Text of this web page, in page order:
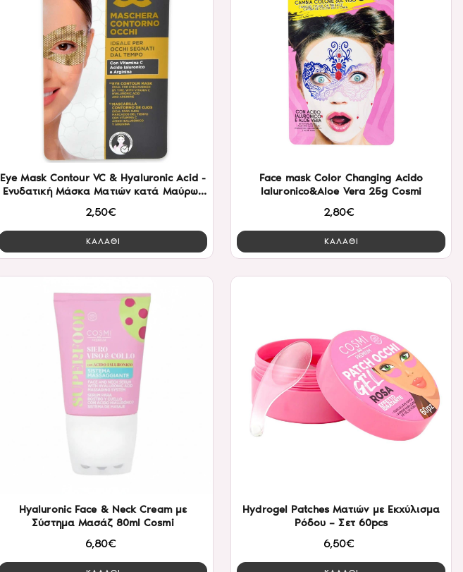
Eye Mask Contour VC & Hyaluronic Acid -
Ενυδατική Μάσκα Ματιών κατά Μαύρων
2,50€
ΚΑΛΑΘΙ
Face mask Color Changing Acido
Ialuronico&Aloe Vera 25g Cosmi
2,80€
ΚΑΛΑΘΙ
Hyaluronic Face & Neck Cream με
Σύστημα Μασάζ 80ml Cosmi
6,80€
Hydrogel Patches Ματιών με Εκχύλισμα
Ρόδου – Σετ 60pcs
6,50€